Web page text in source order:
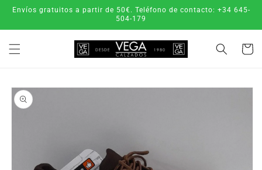
directamente
Envíos gratuitos a partir de 50€. Teléfono de contacto: +34 645-
504-179
Carrito
directamente
a la
información